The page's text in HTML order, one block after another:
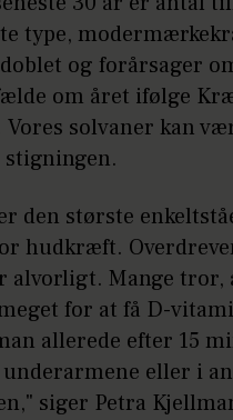
type,
og forårsager
om året ifølge
solvaner kan
den største
hudkræft.
alvorligt. Mange tror,
for at få D-
allerede efter 15
underarmene eller i
siger Petra